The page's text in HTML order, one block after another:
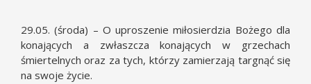
29.05. (środa) – O uproszenie miłosierdzia Bożego dla
konających a zwłaszcza konających w grzechach
śmiertelnych oraz za tych, którzy zamierzają targnąć się
na swoje życie.